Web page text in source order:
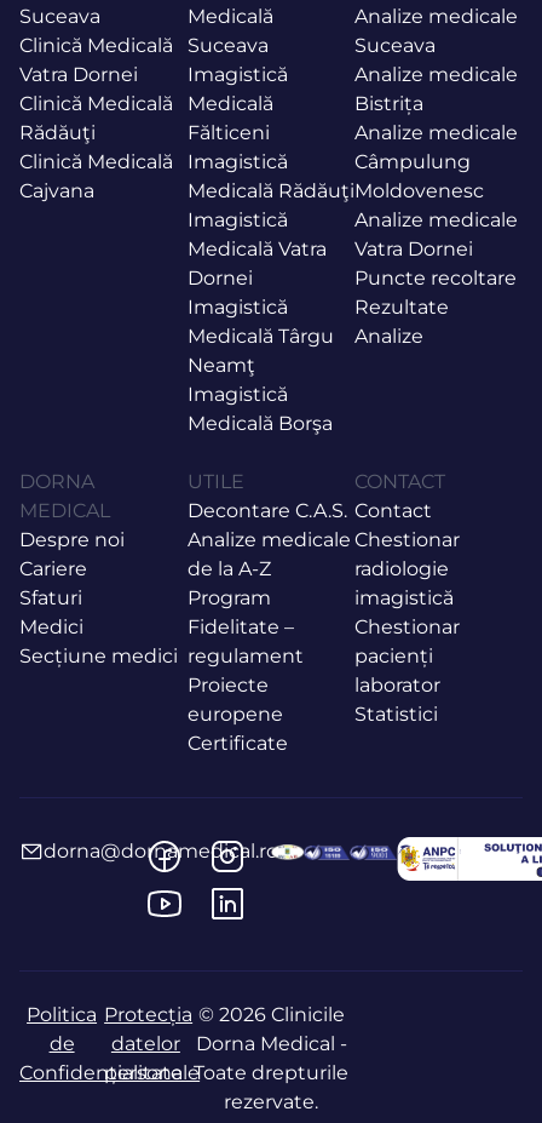
Suceava
Clinică Medicală
Vatra Dornei
Clinică Medicală
Rădăuţi
Clinică Medicală
Cajvana
Medicală
Suceava
Imagistică
Medicală
Fălticeni
Imagistică
Medicală Rădăuţi
Imagistică
Medicală Vatra
Dornei
Imagistică
Medicală Târgu
Neamţ
Imagistică
Medicală Borşa
Analize medicale
Suceava
Analize medicale
Bistrița
Analize medicale
Câmpulung
Moldovenesc
Analize medicale
Vatra Dornei
Puncte recoltare
Rezultate
Analize
DORNA
MEDICAL
Despre noi
Cariere
Sfaturi
Medici
Secțiune medici
UTILE
Decontare C.A.S.
Analize medicale
de la A-Z
Program
Fidelitate –
regulament
Proiecte
europene
Certificate
CONTACT
Contact
Chestionar
radiologie
imagistică
Chestionar
pacienți
laborator
Statistici
dorna@dornamedical.ro
Politica
de
Confidențialitate
Protecția
datelor
personale
© 2026 Clinicile
Dorna Medical -
Toate drepturile
rezervate.